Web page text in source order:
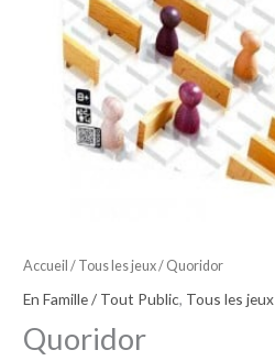
Accueil / Tous les jeux/ Quoridor
En Famille / Tout Public, Tous les jeux
Quoridor